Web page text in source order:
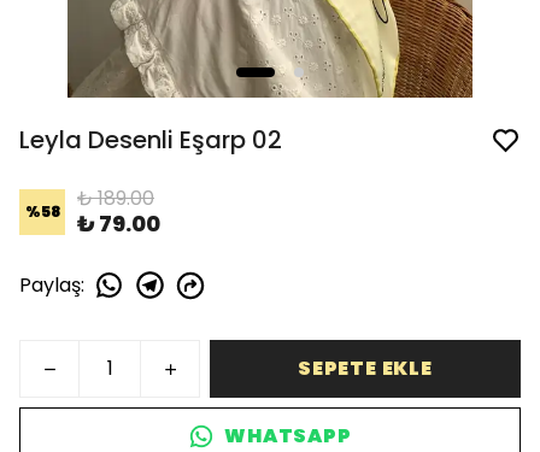
Leyla Desenli Eşarp 02
%58 ₺ 189.00
₺ 79.00
Paylaş:
SEPETE EKLE
WHATSAPP